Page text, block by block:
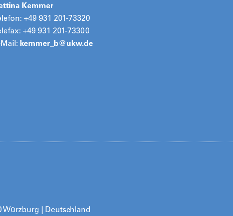
Kemmer
+49 931 201-73320
+49 931 201-73300
kemmer_b@ukw.de
| Deutschland